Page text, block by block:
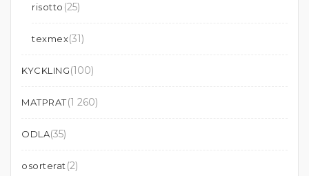
risotto (25)
texmex(31)
KYCKLING(100)
MATPRAT(1 260)
ODLA(35)
osorterat(2)